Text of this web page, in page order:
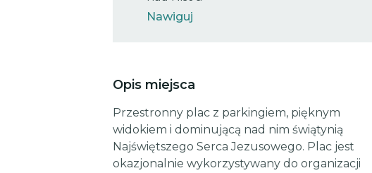
Nawiguj
Opis miejsca
Przestronny plac z parkingiem, pięknym
widokiem i dominującą nad nim świątynią
Najświętszego Serca Jezusowego. Plac jest
okazjonalnie wykorzystywany do organizacji